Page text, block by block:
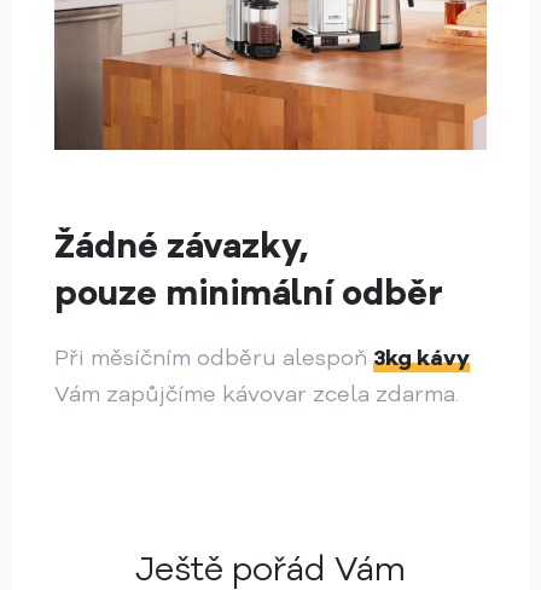
Žádné závazky,
pouze minimální odběr
Při měsíčním odběru alespoň 3kg kávy
Vám zapůjčíme kávovar zcela zdarma.
Ještě pořád Vám